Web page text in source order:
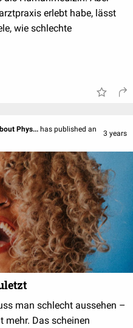
erlebt habe, lässt
wie schlechte
Phys... has published an
3 years
man schlecht aussehen –
mehr. Das scheinen